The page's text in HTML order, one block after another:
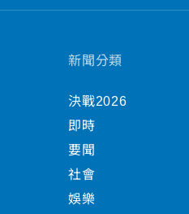
新聞分類
決戰2026
即時
要聞
社會
娛樂